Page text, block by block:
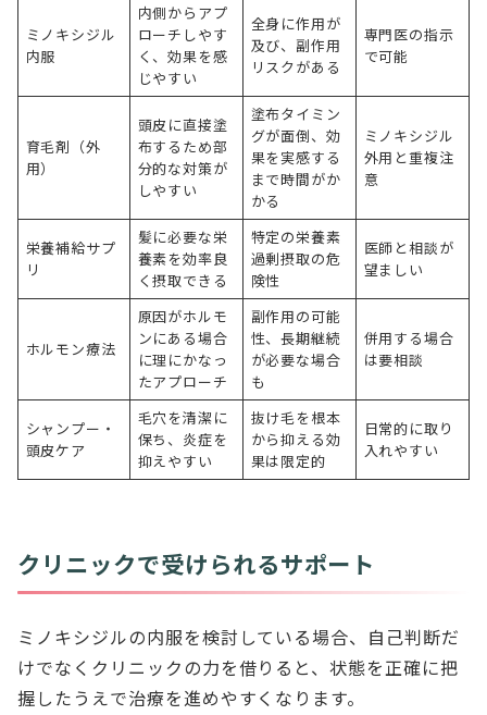
ミノキシジル
内服
内側からアプ
ローチしやす
く、効果を感
じやすい
全身に作用が
及び、副作用
リスクがある
専門医の指示
で可能
育毛剤（外
用）
頭皮に直接塗
布するため部
分的な対策が
しやすい
塗布タイミン
グが面倒、効
果を実感する
まで時間がか
かる
ミノキシジル
外用と重複注
意
栄養補給サプ
リ
髪に必要な栄
養素を効率良
く摂取できる
特定の栄養素
過剰摂取の危
険性
医師と相談が
望ましい
ホルモン療法
原因がホルモ
ンにある場合
に理にかなっ
たアプローチ
副作用の可能
性、長期継続
が必要な場合
も
併用する場合
は要相談
シャンプー・
頭皮ケア
毛穴を清潔に
保ち、炎症を
抑えやすい
抜け毛を根本
から抑える効
果は限定的
日常的に取り
入れやすい
クリニックで受けられるサポート
ミノキシジルの内服を検討している場合、自己判断だ
けでなくクリニックの力を借りると、状態を正確に把
握したうえで治療を進めやすくなります。